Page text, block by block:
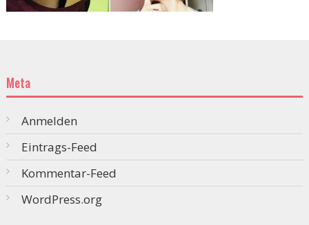
Meta
Anmelden
Eintrags-Feed
Kommentar-Feed
WordPress.org